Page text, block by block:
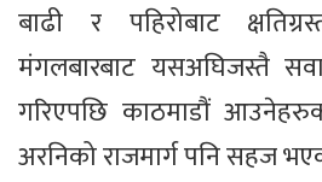
बाढी र पहिरोबाट
मंगलबारबाट यसअघिजस्तै
गरिएपछि काठमाडौं
अरनिको राजमार्ग पनि सहज